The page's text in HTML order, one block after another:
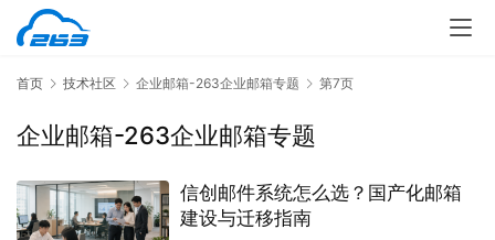
首页 技术社区 企业邮箱-263企业邮箱专题 第7页
企业邮箱-263企业邮箱专题
信创邮件系统怎么选？国产化邮箱
建设与迁移指南